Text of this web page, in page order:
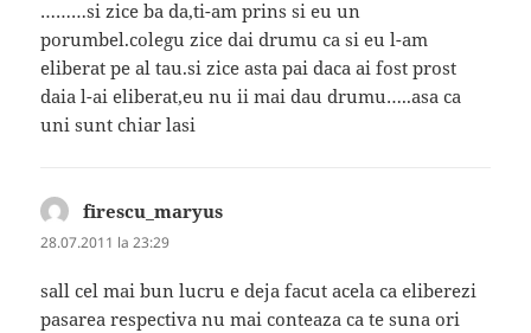
………si zice ba da,ti-am prins si eu un
porumbel.colegu zice dai drumu ca si eu l-am
eliberat pe al tau.si zice asta pai daca ai fost prost
daia l-ai eliberat,eu nu ii mai dau drumu…..asa ca
uni sunt chiar lasi
firescu_maryus
28.07.2011 la 23:29
sall cel mai bun lucru e deja facut acela ca eliberezi
pasarea respectiva nu mai conteaza ca te suna ori